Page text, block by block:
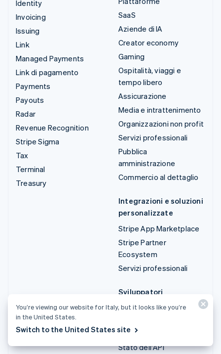
Identity
Invoicing
Issuing
Link
Managed Payments
Link di pagamento
Payments
Payouts
Radar
Revenue Recognition
Stripe Sigma
Tax
Terminal
Treasury
SaaS
Aziende di IA
Creator economy
Gaming
Ospitalità, viaggi e
tempo libero
Assicurazione
Media e intrattenimento
Organizzazioni non profit
Servizi professionali
Pubblica
amministrazione
Commercio al dettaglio
Integrazioni e soluzioni
personalizzate
Stripe App Marketplace
Stripe Partner
Ecosystem
Servizi professionali
Sviluppatori
Documentazione
riferimento dell'API
Stato dell'API
You’re viewing our website for Italy, but it looks like you’re
in the United States.
Switch to the United States site